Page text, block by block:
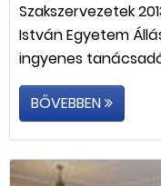
Szakszervezetek
István Egyetem
ingyenes
BŐVEBBEN